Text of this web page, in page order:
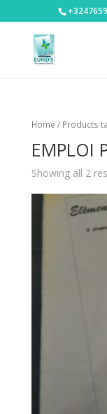
Home / Products
EMPLOI
Showing all 2